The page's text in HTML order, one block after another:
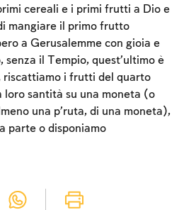
cereali e i primi frutti a Dio e
mangiare il primo frutto
a Gerusalemme con gioia e
senza il Tempio, quest’ultimo è
riscattiamo i frutti del quarto
loro santità su una moneta (o
una p’ruta, di una moneta),
parte o disponiamo